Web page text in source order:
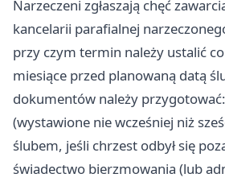
Narzeczeni zgłaszają chęć
kancelarii parafialnej
przy czym termin należy ustalić
miesiące przed planowaną datą
dokumentów należy
(wystawione nie wcześniej niż
ślubem, jeśli chrzest odbył się
świadectwo bierzmowania (lub